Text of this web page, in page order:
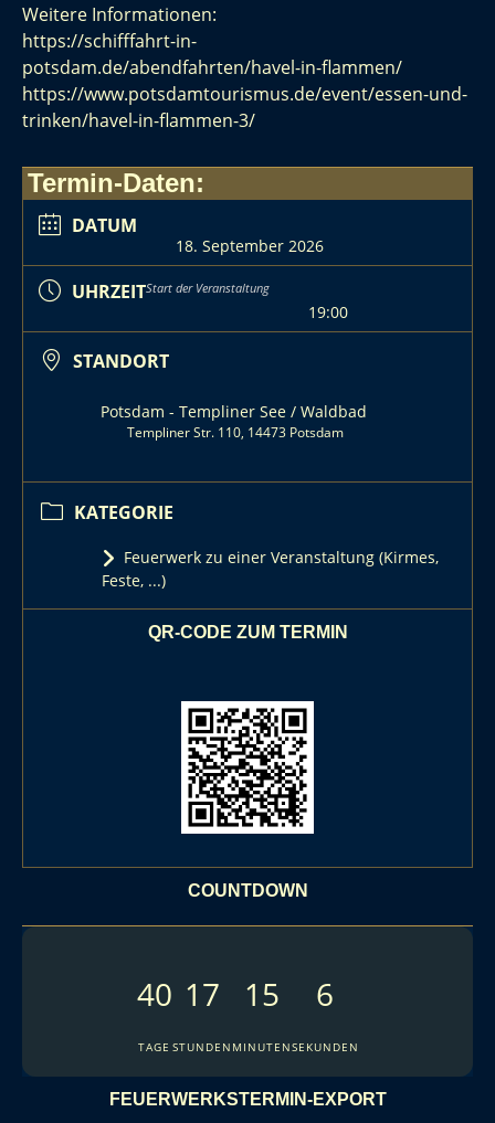
Weitere Informationen:
https://schifffahrt-in-
potsdam.de/abendfahrten/havel-in-flammen/
https://www.potsdamtourismus.de/event/essen-und-
trinken/havel-in-flammen-3/
Termin-Daten:
DATUM
18. September 2026
UHRZEITStart der Veranstaltung
19:00
STANDORT
Potsdam - Templiner See / Waldbad
Templiner Str. 110, 14473 Potsdam
KATEGORIE
Feuerwerk zu einer Veranstaltung (Kirmes,
Feste, ...)
QR-CODE ZUM TERMIN
COUNTDOWN
40
TAGE
17
STUNDEN
15
MINUTEN
5
SEKUNDEN
FEUERWERKSTERMIN-EXPORT